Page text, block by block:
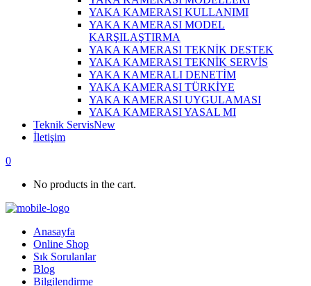
YAKA KAMERASI KULLANIMI
YAKA KAMERASI MODEL
KARŞILAŞTIRMA
YAKA KAMERASI TEKNİK DESTEK
YAKA KAMERASI TEKNİK SERVİS
YAKA KAMERALI DENETİM
YAKA KAMERASI TÜRKİYE
YAKA KAMERASI UYGULAMASI
YAKA KAMERASI YASAL MI
Teknik ServisNew
İletişim
0
No products in the cart.
Anasayfa
Online Shop
Sık Sorulanlar
Blog
Bilgilendirme